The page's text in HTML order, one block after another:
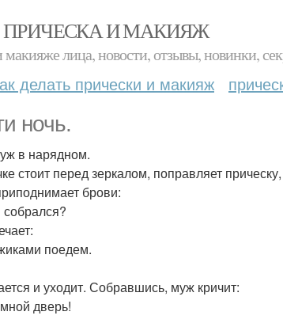
ПРИЧЕСКА И МАКИЯЖ
лица, новости, отзывы, новинки,
делать прически и макияж
ночь.
в нарядном.
стоит перед зеркалом, поправляет
брови:
поедем.
и уходит. Собравшись, муж кричит:
дверь!